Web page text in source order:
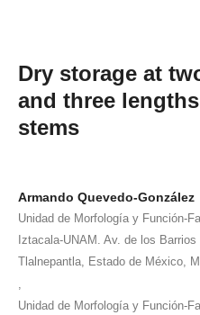
Dry storage at
and three
stems
Armando Quevedo-González
Unidad de Morfología y Función-
Iztacala-UNAM. Av. de los
Tlalnepantla, Estado de México,
Unidad de Morfología y Función-